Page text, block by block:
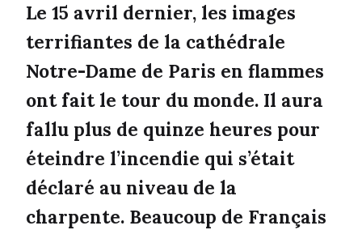
Le 15 avril dernier, les images
terrifiantes de la cathédrale
Notre-Dame de Paris en flammes
ont fait le tour du monde. Il aura
fallu plus de quinze heures pour
éteindre l’incendie qui s’était
déclaré au niveau de la
charpente. Beaucoup de Français